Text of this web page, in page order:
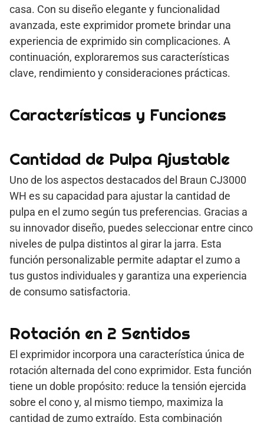
casa. Con su diseño elegante y funcionalidad
avanzada, este exprimidor promete brindar una
experiencia de exprimido sin complicaciones. A
continuación, exploraremos sus características
clave, rendimiento y consideraciones prácticas.
Características y Funciones
Cantidad de Pulpa Ajustable
Uno de los aspectos destacados del Braun CJ3000
WH es su capacidad para ajustar la cantidad de
pulpa en el zumo según tus preferencias. Gracias a
su innovador diseño, puedes seleccionar entre cinco
niveles de pulpa distintos al girar la jarra. Esta
función personalizable permite adaptar el zumo a
tus gustos individuales y garantiza una experiencia
de consumo satisfactoria.
Rotación en 2 Sentidos
El exprimidor incorpora una característica única de
rotación alternada del cono exprimidor. Esta función
tiene un doble propósito: reduce la tensión ejercida
sobre el cono y, al mismo tiempo, maximiza la
cantidad de zumo extraído. Esta combinación